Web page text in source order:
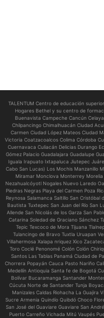
TALENTUM Centro de educación
Hogares Bethel y su centro de
Buenavista Campeche Cancún
Chilpancingo Chimalhuacán Ciudad
Carmen Ciudad López Mateos Ciudad
Victoria Coatzacoalcos Colima Córdoba
Cuernavaca Culiacán Delicias Durango
Gómez Palacio Guadalajara Guadalupe
Iguala Irapuato Ixtapaluca Jiutepec
Cabo San Lucas) Los Mochis Manzanillo
Miramar Monclova Monterrey
Nezahualcóyotl Nogales Nuevo Laredo
Piedras Negras Playa del Carmen Poza
Reynosa Salamanca Saltillo San Cristóbal
Bautista Tuxtepec San Juan del Río San
Allende San Nicolás de los Garza San
Catarina Soledad de Graciano Sánchez
Tepic Texcoco de Mora Tijuana
Tulancingo de Bravo Tuxtla Uruapan
Villahermosa Xalapa nriquez Xico
Toro Coclé Penonomé Colón Colón
Santos Las Tablas Panamá Ciudad de
Chorrera Popayán Cauca Pasto Nariño
Medellín Antioquia Santa fe de Bogotá
Bolívar Bucaramanga Santander
Cúcuta Norte de Santander Tunja
Manizales Caldas Riohacha La Guajira
Sucre Armenia Quindío Quibdó Choco
San José del Guaviare Guaviare San
Puerto Carreño Vichada Mitú Vaupés